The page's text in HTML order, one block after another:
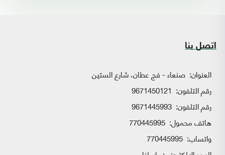
اتصل بنا
العنوان: صنعاء - فج عطان، شارع الستين
رقم التلفون: 9671450121
رقم التلفون: 9671445993
هاتف محمول: 770445995
واتساب: